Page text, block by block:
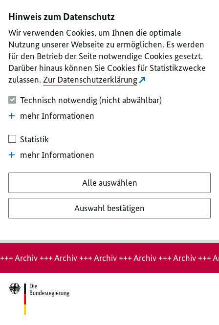
II
III
IV
V
Hinweis zum Datenschutz
Wir verwenden Cookies, um Ihnen die optimale
Nutzung unserer Webseite zu ermöglichen. Es werden
für den Betrieb der Seite notwendige Cookies gesetzt.
Darüber hinaus können Sie Cookies für Statistikzwecke
zulassen. Zur Datenschutzerklärung
Technisch notwendig (nicht abwählbar)
mehr Informationen
Statistik
mehr Informationen
Alle auswählen
Auswahl bestätigen
Hinweis:
Archiv-
Seite
+++ Archiv +++ Archiv +++ Archiv +++ Archiv +++ Archiv +++